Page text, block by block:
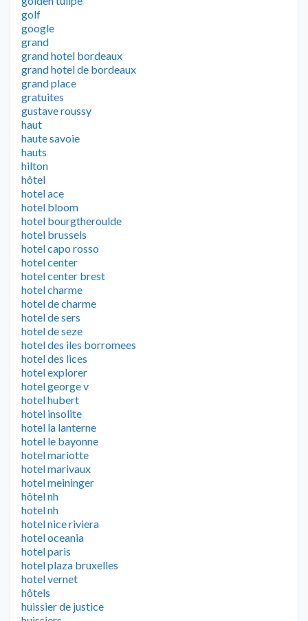
golf
google
grand
grand hotel bordeaux
grand hotel de bordeaux
grand place
gratuites
gustave roussy
haut
haute savoie
hauts
hilton
hôtel
hotel ace
hotel bloom
hotel bourgtheroulde
hotel brussels
hotel capo rosso
hotel center
hotel center brest
hotel charme
hotel de charme
hotel de sers
hotel de seze
hotel des iles borromees
hotel des lices
hotel explorer
hotel george v
hotel hubert
hotel insolite
hotel la lanterne
hotel le bayonne
hotel mariotte
hotel marivaux
hotel meininger
hôtel nh
hotel nh
hotel nice riviera
hotel oceania
hotel paris
hotel plaza bruxelles
hotel vernet
hôtels
huissier de justice